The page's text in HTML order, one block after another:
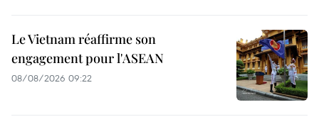
Le Vietnam réaffirme son
engagement pour l'ASEAN
08/08/2026 09:22